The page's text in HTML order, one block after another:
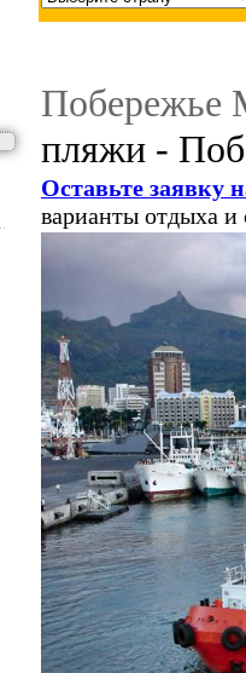
Побережье
пляжи -
Оставьте заявку
варианты отдыха